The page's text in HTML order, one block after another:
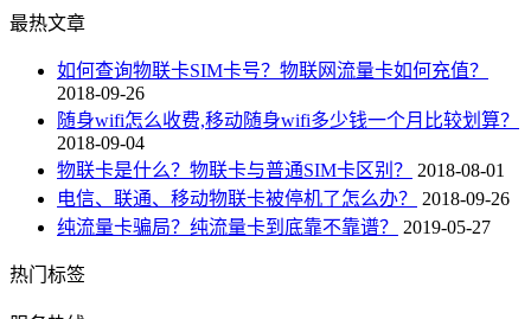
最热文章
如何查询物联卡SIM卡号？物联网流量卡如何充值？
2018-09-26
随身wifi怎么收费,移动随身wifi多少钱一个月比较划算？
2018-09-04
物联卡是什么？物联卡与普通SIM卡区别？
2018-08-01
电信、联通、移动物联卡被停机了怎么办？
2018-09-26
纯流量卡骗局？纯流量卡到底靠不靠谱？
2019-05-27
热门标签